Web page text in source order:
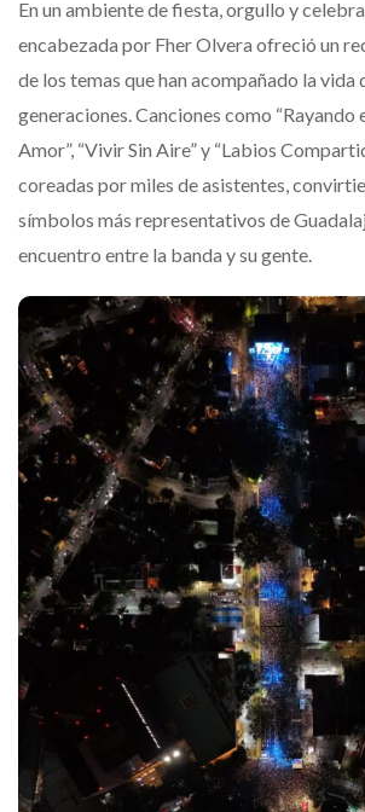
En un ambiente de fiesta, orgullo y
encabezada por Fher Olvera ofreció un
de los temas que han acompañado la vida
generaciones. Canciones como “Rayando
Amor”, “Vivir Sin Aire” y “Labios
coreadas por miles de asistentes,
símbolos más representativos de
encuentro entre la banda y su gente.